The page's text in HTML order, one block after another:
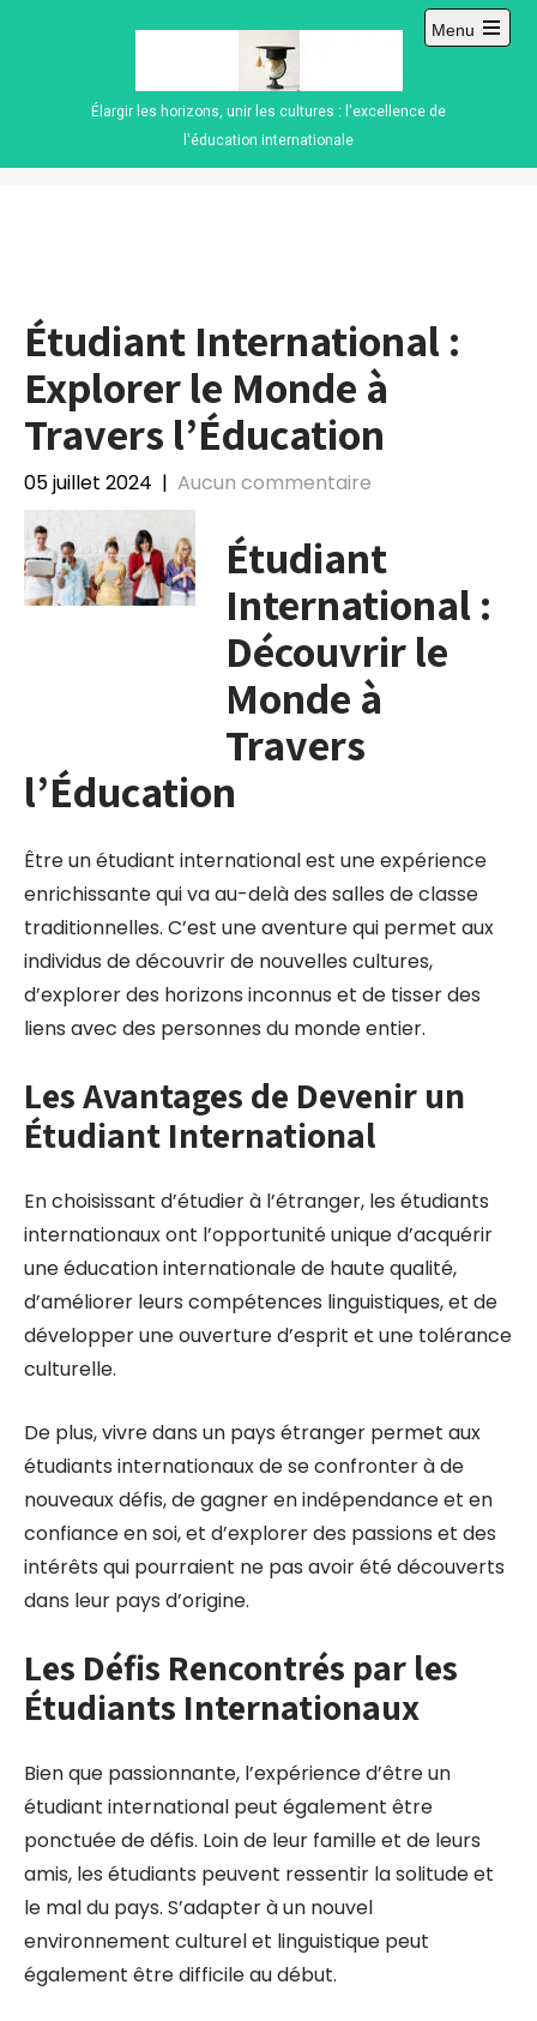
Élargir les horizons, unir les cultures : l'excellence de
l'éducation internationale
Menu
Open
Étudiant International :
Explorer le Monde à
Travers l’Éducation
05 juillet 2024 | Aucun commentaire
Étudiant
International :
Découvrir le
Monde à
Travers
l’Éducation
Être un étudiant international est une expérience
enrichissante qui va au-delà des salles de classe
traditionnelles. C’est une aventure qui permet aux
individus de découvrir de nouvelles cultures,
d’explorer des horizons inconnus et de tisser des
liens avec des personnes du monde entier.
Les Avantages de Devenir un
Étudiant International
En choisissant d’étudier à l’étranger, les étudiants
internationaux ont l’opportunité unique d’acquérir
une éducation internationale de haute qualité,
d’améliorer leurs compétences linguistiques, et de
développer une ouverture d’esprit et une tolérance
culturelle.
De plus, vivre dans un pays étranger permet aux
étudiants internationaux de se confronter à de
nouveaux défis, de gagner en indépendance et en
confiance en soi, et d’explorer des passions et des
intérêts qui pourraient ne pas avoir été découverts
dans leur pays d’origine.
Les Défis Rencontrés par les
Étudiants Internationaux
Bien que passionnante, l’expérience d’être un
étudiant international peut également être
ponctuée de défis. Loin de leur famille et de leurs
amis, les étudiants peuvent ressentir la solitude et
le mal du pays. S’adapter à un nouvel
environnement culturel et linguistique peut
également être difficile au début.